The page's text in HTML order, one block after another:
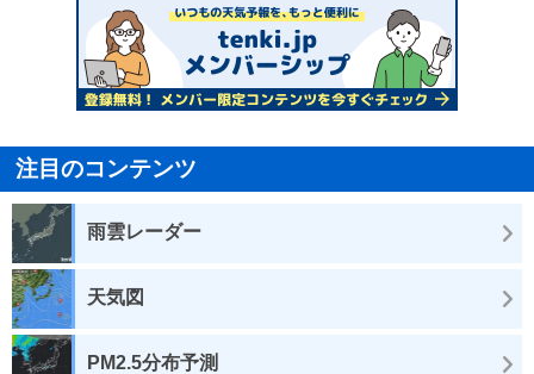
注目のコンテンツ
雨雲レーダー
天気図
PM2.5分布予測